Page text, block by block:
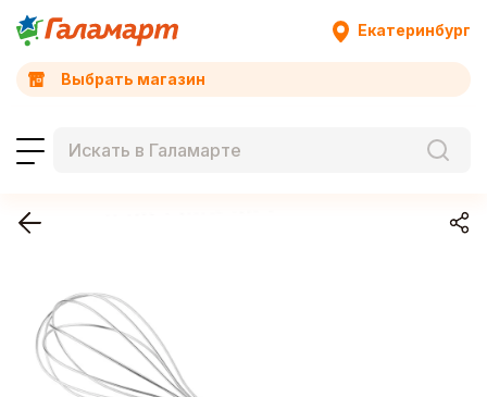
Екатеринбург
Выбрать магазин